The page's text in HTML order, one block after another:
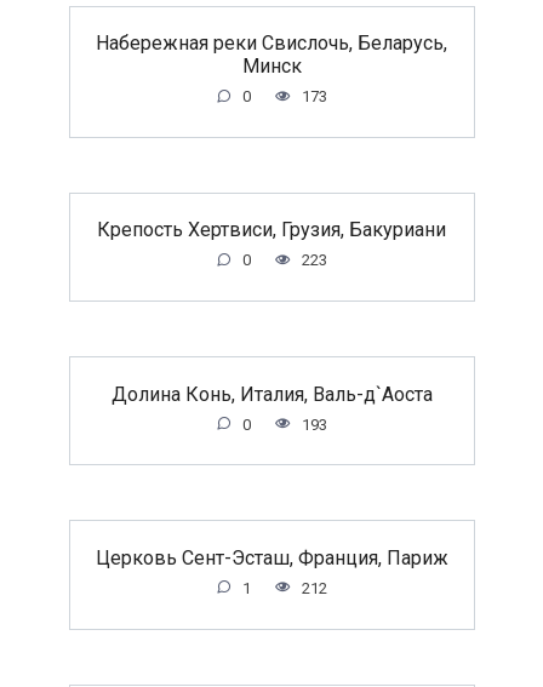
Набережная реки Свислочь, Беларусь,
Минск
0 173
Крепость Хертвиси, Грузия, Бакуриани
0 223
Долина Конь, Италия, Валь-д`Аоста
0 193
Церковь Сент-Эсташ, Франция, Париж
1 212